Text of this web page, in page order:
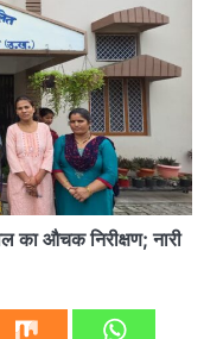
का औचक निरीक्षण; नारी